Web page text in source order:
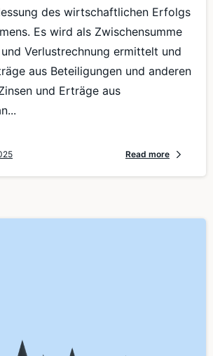
des wirtschaftlichen Erfolgs
Es wird als Zwischensumme
Verlustrechnung ermittelt und
aus Beteiligungen und anderen
und Erträge aus
Read more